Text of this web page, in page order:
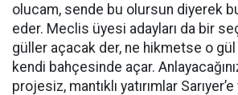
olucam, sende bu olursun diyerek
eder. Meclis üyesi adayları da bir
güller açacak der, ne hikmetse o
kendi bahçesinde açar.
projesiz, mantıklı yatırımlar